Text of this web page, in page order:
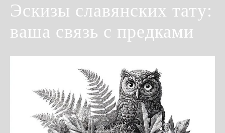
Эскизы славянских тату:
ваша связь с предками